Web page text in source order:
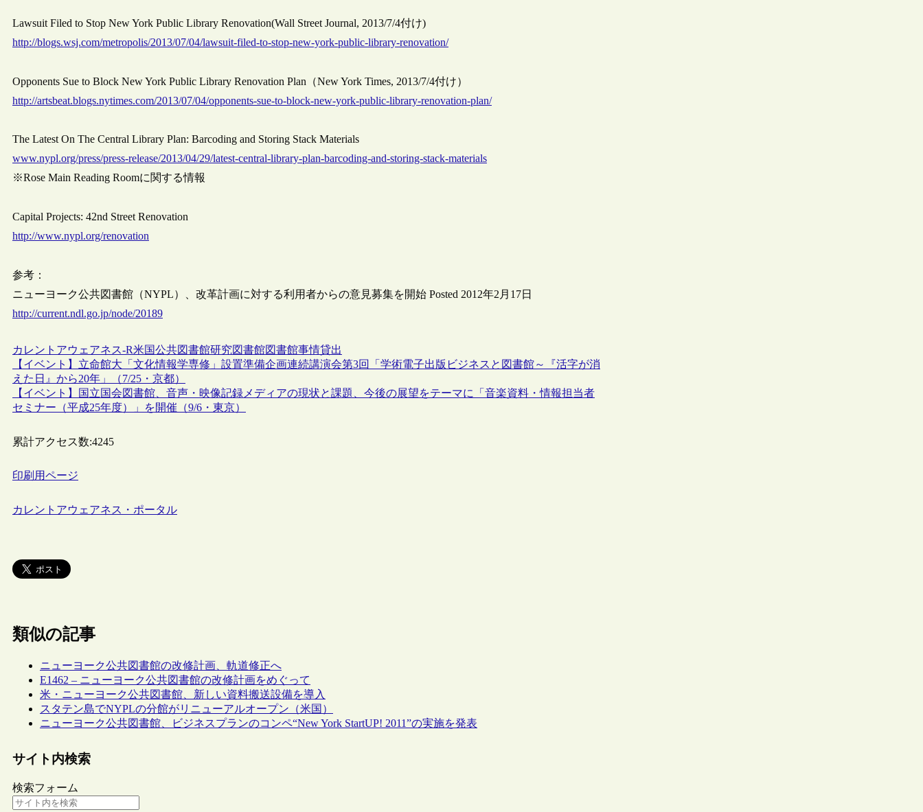
Lawsuit Filed to Stop New York Public Library Renovation(Wall Street Journal, 2013/7/4付け)
http://blogs.wsj.com/metropolis/2013/07/04/lawsuit-filed-to-stop-new-york-public-library-renovation/
Opponents Sue to Block New York Public Library Renovation Plan（New York Times, 2013/7/4付け）
http://artsbeat.blogs.nytimes.com/2013/07/04/opponents-sue-to-block-new-york-public-library-renovation-plan/
The Latest On The Central Library Plan: Barcoding and Storing Stack Materials
www.nypl.org/press/press-release/2013/04/29/latest-central-library-plan-barcoding-and-storing-stack-materials
※Rose Main Reading Roomに関する情報
Capital Projects: 42nd Street Renovation
http://www.nypl.org/renovation
参考：
ニューヨーク公共図書館（NYPL）、改革計画に対する利用者からの意見募集を開始 Posted 2012年2月17日
http://current.ndl.go.jp/node/20189
カレントアウェアネス-R米国公共図書館研究図書館図書館事情貸出
【イベント】立命館大「文化情報学専修」設置準備企画連続講演会第3回「学術電子出版ビジネスと図書館～『活字が消
えた日』から20年」（7/25・京都）
【イベント】国立国会図書館、音声・映像記録メディアの現状と課題、今後の展望をテーマに「音楽資料・情報担当者
セミナー（平成25年度）」を開催（9/6・東京）
累計アクセス数:4245
印刷用ページ
カレントアウェアネス・ポータル
類似の記事
ニューヨーク公共図書館の改修計画、軌道修正へ
E1462 – ニューヨーク公共図書館の改修計画をめぐって
米・ニューヨーク公共図書館、新しい資料搬送設備を導入
スタテン島でNYPLの分館がリニューアルオープン（米国）
ニューヨーク公共図書館、ビジネスプランのコンペ“New York StartUP! 2011”の実施を発表
サイト内検索
検索フォーム